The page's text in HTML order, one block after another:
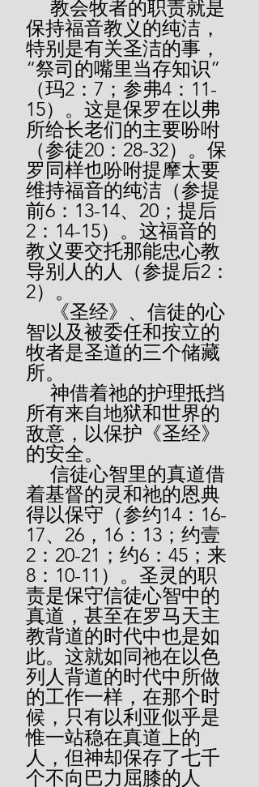
保持福音教义的纯洁，
特别是有关圣洁的事，
“祭司的嘴里当存知识”
（玛2：7；参弗4：11-
15）。这是保罗在以弗
所给长老们的主要吩咐
（参徒20：28-32）。保
罗同样也吩咐提摩太要
维持福音的纯洁（参提
前6：13-14、20；提后
2：14-15）。这福音的
教义要交托那能忠心教
导别人的人（参提后2：
2）。
智以及被委任和按立的
牧者是圣道的三个储藏
所。
所有来自地狱和世界的
敌意，以保护《圣经》
的安全。
着基督的灵和祂的恩典
得以保守（参约14：16-
17、26，16：13；约壹
2：20-21；约6：45；来
8：10-11）。圣灵的职
责是保守信徒心智中的
真道，甚至在罗马天主
教背道的时代中也是如
此。这就如同祂在以色
列人背道的时代中所做
的工作一样，在那个时
候，只有以利亚似乎是
惟一站稳在真道上的
人，但神却保存了七千
个不向巴力屈膝的人